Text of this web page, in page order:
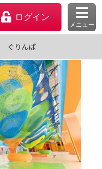
ログイン
メニュー
ぐりんぱ